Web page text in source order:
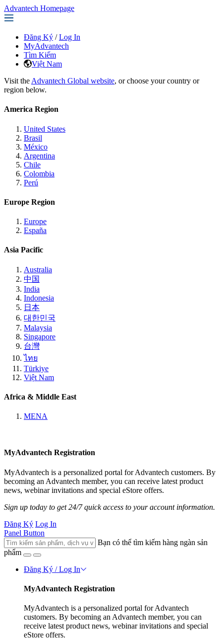
Advantech Homepage
Đăng Ký / Log In
MyAdvantech
Tìm Kiếm
Việt Nam
Visit the Advantech Global website, or choose your country or
region below.
America Region
United States
Brasil
México
Argentina
Chile
Colombia
Perú
Europe Region
Europe
España
Asia Pacific
Australia
中国
India
Indonesia
日本
대한민국
Malaysia
Singapore
台灣
ไทย
Türkiye
Việt Nam
Africa & Middle East
MENA
MyAdvantech Registration
MyAdvantech is a personalized portal for Advantech customers. By
becoming an Advantech member, you can receive latest product
news, webinar invitations and special eStore offers.
Sign up today to get 24/7 quick access to your account information.
Đăng Ký Log In
Panel Button
Bạn có thể tìm kiếm hàng ngàn sản
phẩm
Đăng Ký / Log In
MyAdvantech Registration
MyAdvantech is a personalized portal for Advantech
customers. By becoming an Advantech member, you can
receive latest product news, webinar invitations and special
eStore offers.